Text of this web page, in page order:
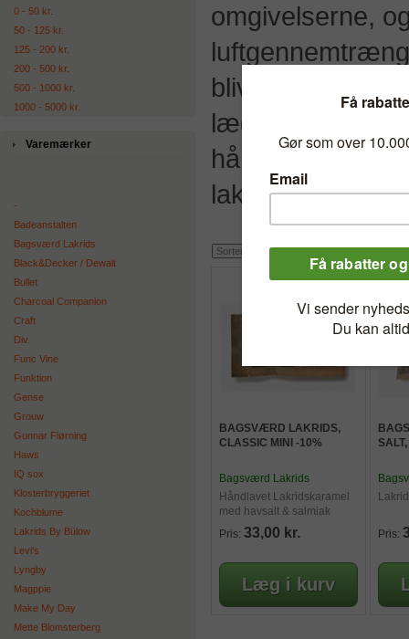
0 - 50 kr.
50 - 125 kr.
125 - 200 kr.
200 - 500 kr.
500 - 1000 kr.
1000 - 5000 kr.
Varemærker
-
Badeanstalten
Bagsværd Lakrids
Black&Decker / Dewalt
Bullet
Charcoal Companion
Craft
Div.
Func Vine
Funktion
Gense
Grouw
Gunnar Flørning
Haws
IQ sox
Klosterbryggeriet
Kochblume
Lakrids By Bülow
Levi's
Lyngby
Magppie
Make My Day
Mette Blomsterberg
omgivelserne,
bliver våd eller
lægge sin
håndlavet og
lakridspulver.
BAGSVÆRD LAKRIDS,
CLASSIC MINI -10%
Bagsværd Lakrids
Håndlavet Lakridskaramel
med havsalt & salmiak
Pris: 33,00 kr. Pris: